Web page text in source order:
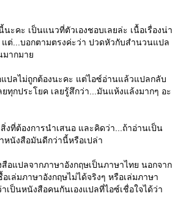
นะคะ เป็นแนวที่ตัวเองชอบเลยล่ะ เนื้อเรื่องน่า
ต่...บอกตามตรงค่ะว่า ปวดหัวกับสำนวนแปล
มากมา
ปลไม่ถูกต้องนะคะ แต่ไอซ์อ่านแล้วแปลกลับ
ยทุกประโยค เลยรู้สึกว่า...มันแห้งแล้งมากๆ อะ
งที่ต้องการนำเสนอ และคิดว่า...ถ้าอ่านเป็น
หนังสือมันดีกว่านี้หรือเปล่า
อแปลจากภาษาอังกฤษเป็นภาษาไทย นอกจาก
เล่มภาษาอังกฤษไม่ได้จริงๆ หรือเล่มภาษา
เป็นหนังสือคนกันเองแปลที่ไอซ์เชื่อใจได้ว่า